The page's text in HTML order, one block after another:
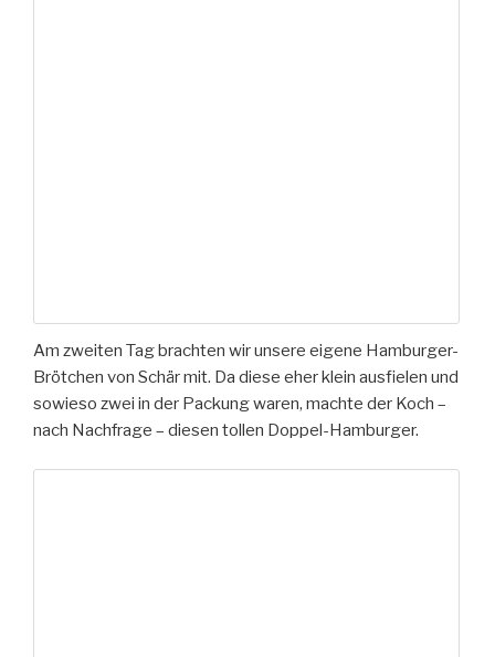
Am zweiten Tag brachten wir unsere eigene Hamburger-
Brötchen von Schär mit. Da diese eher klein ausfielen und
sowieso zwei in der Packung waren, machte der Koch –
nach Nachfrage – diesen tollen Doppel-Hamburger.